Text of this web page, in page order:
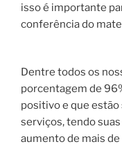
isso é importante
conferência do
Dentre todos os
porcentagem de
positivo e que
serviços, tendo
aumento de mais de